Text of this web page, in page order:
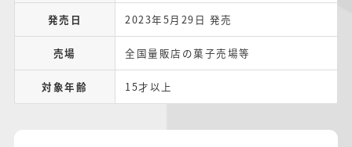
発売日 2023年5月29日 発売
売場 全国量販店の菓子売場等
対象年齢 15才以上